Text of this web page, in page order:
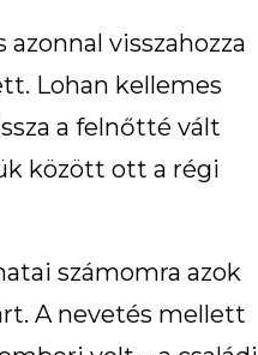
visszahozza
Lohan kellemes
a felnőtté vált
között ott a régi
számomra azok
A nevetés mellett